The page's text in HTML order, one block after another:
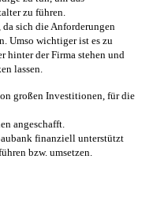
zu führen.
sich die Anforderungen
Umso wichtiger ist es zu
hinter der Firma stehen und
lassen.
großen Investitionen, für die
angeschafft.
finanziell unterstützt
bzw. umsetzen.